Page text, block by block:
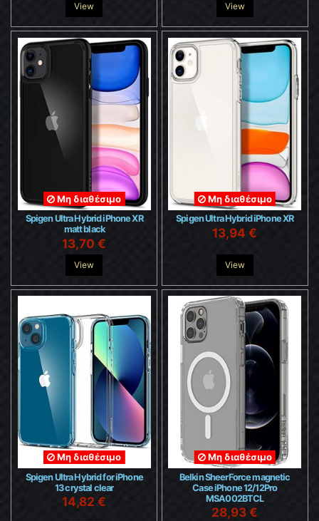
View View
Μη διαθέσιμο
Spigen Ultra Hybrid iPhone XR
matt black
13,70 €
View
Μη διαθέσιμο
Spigen Ultra Hybrid iPhone XR
13,94 €
View
Μη διαθέσιμο
Spigen Ultra Hybrid for iPhone
13 crystal clear
14,82 €
Μη διαθέσιμο
Belkin SheerForce magnetic
Case iPhone 12/12Pro
MSA002BTCL
28,93 €